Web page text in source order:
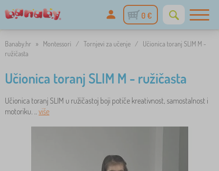
0 €
Banaby.hr » Montessori / Tornjevi za učenje /
Učionica toranj SLIM M -
ružičasta
Učionica toranj SLIM M - ružičasta
Učionica toranj SLIM u ružičastoj boji potiče kreativnost, samostalnost i
motoriku. .. više